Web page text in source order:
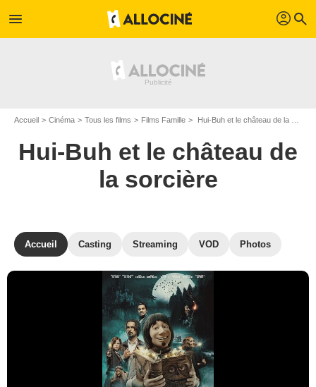
menu profil search
Accueil Cinéma Tous les films Films Famille Hui-Buh et le château de la sorcière de Sebastian Niemann
Hui-Buh et le château de
la sorcière
Accueil Casting Streaming VOD Photos